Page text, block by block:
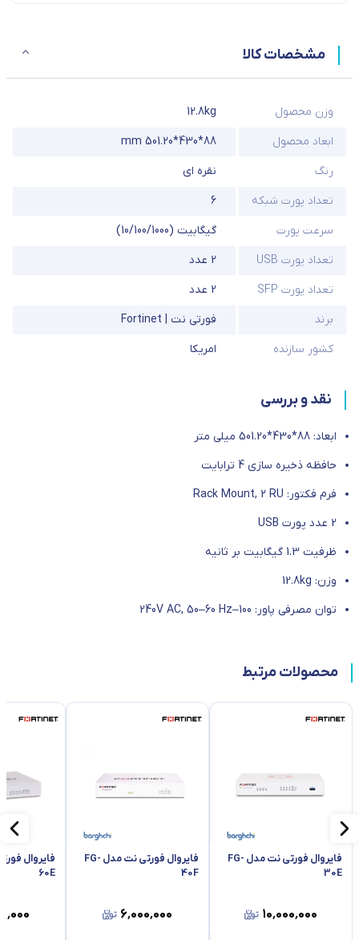
مشخصات کالا
وزن محصول
12.8kg
ابعاد محصول
88*430*501.20 mm
رنگ
نقره ای
تعداد پورت شبکه
6
سرعت پورت
گیگابیت (10/100/1000)
تعداد پورت USB
2 عدد
تعداد پورت SFP
2 عدد
برند
فورتی نت | Fortinet
کشور سازنده
امریکا
نقد و بررسی
ابعاد: 88*430*501.20 میلی متر
حافظه ذخیره سازی 4 ترابایت
فرم فکتور: Rack Mount, 2 RU
2 عدد پورت USB
ظرفیت 1.3 گیگابیت بر ثانیه
وزن: 12.8kg
توان مصرفی پاور: 100–240V AC, 50–60 Hz
محصولات مرتبط
فایروال فورتی نت مدل FG-
30E
۱۰٬۰۰۰٬۰۰۰
فایروال فورتی نت مدل FG-
40F
۶٬۰۰۰٬۰۰۰
60E